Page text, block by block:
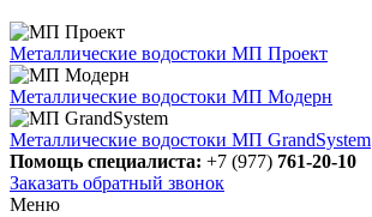
Металлические водостоки МП Проект
Металлические водостоки МП Модерн
Металлические водостоки МП GrandSystem
Помощь специалиста: +7 (977) 761-20-10
Заказать обратный звонок
Меню